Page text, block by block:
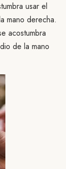
usar el
mano derecha.
acostumbra
de la mano